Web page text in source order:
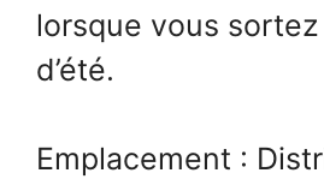
lorsque vous
d’été.
Emplacement :